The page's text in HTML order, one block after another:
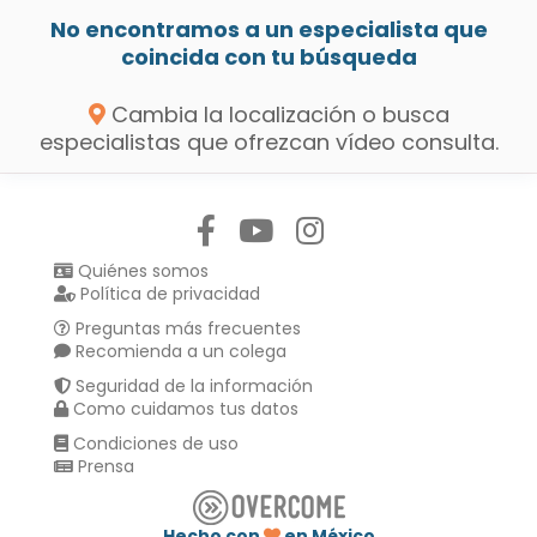
No encontramos a un especialista que
coincida con tu búsqueda
Cambia la localización o busca
especialistas que ofrezcan vídeo consulta.
Quiénes somos
Política de privacidad
Preguntas más frecuentes
Recomienda a un colega
Seguridad de la información
Como cuidamos tus datos
Condiciones de uso
Prensa